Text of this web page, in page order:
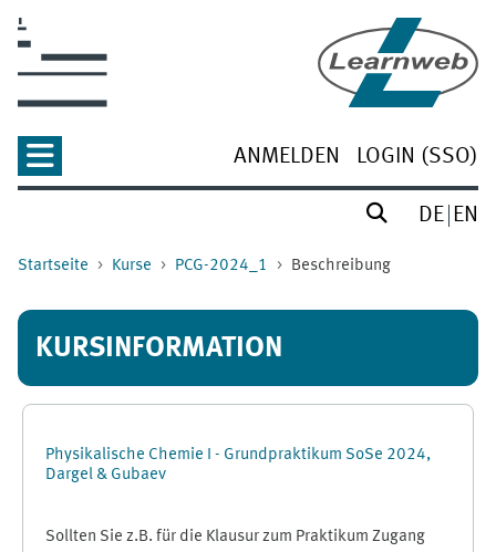
ANMELDEN LOGIN (SSO)
DE EN
Startseite Kurse PCG-2024_1 Beschreibung
KURSINFORMATION
Physikalische Chemie I - Grundpraktikum SoSe 2024,
Dargel & Gubaev
Sollten Sie z.B. für die Klausur zum Praktikum Zugang